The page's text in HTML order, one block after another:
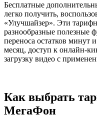
Бесплатные
легко получить,
«Улучшайзер». Эти
разнообразные полезные
переноса остатков минут
месяц, доступ к онлайн-
загрузку видео с
Как выбрать
МегаФон